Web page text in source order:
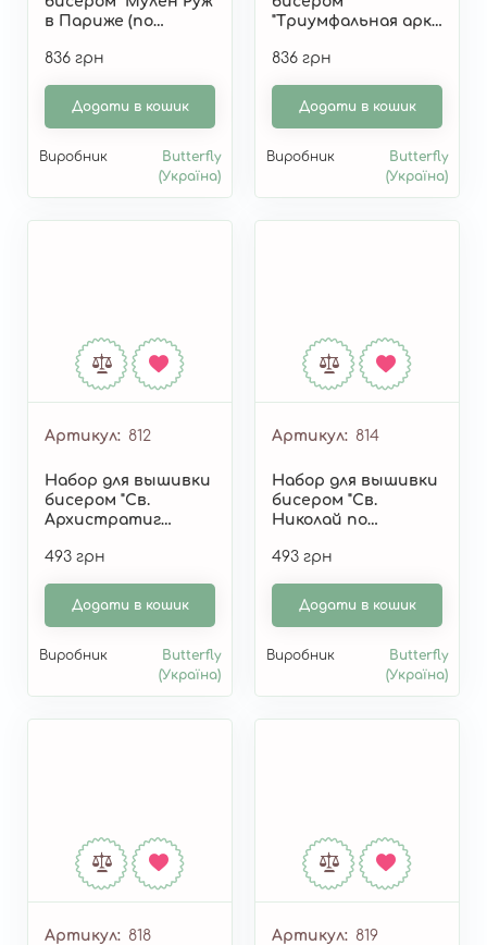
в Париже (по
381
836 грн
Додати в кошик
Виробник
Butterfly
(Україна)
"Триумфальная арка
Дарчук)" 380
836 грн
Додати в кошик
Виробник
Butterfly
(Україна)
Артикул 812
Набор для вышивки
бисером "Св.
Архистратиг
А. Охапкина" 812
493 грн
Додати в кошик
Виробник
Butterfly
(Україна)
Артикул 814
Набор для вышивки
бисером "Св.
Николай по
Охапкина" 814
493 грн
Додати в кошик
Виробник
Butterfly
(Україна)
Артикул 818 Артикул 819